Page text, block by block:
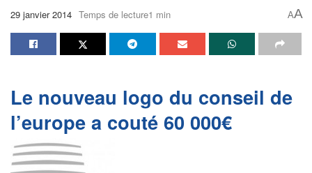
29 janvier 2014 Temps de lecture1 min AA
Le nouveau logo du conseil de
l’europe a couté 60 000€